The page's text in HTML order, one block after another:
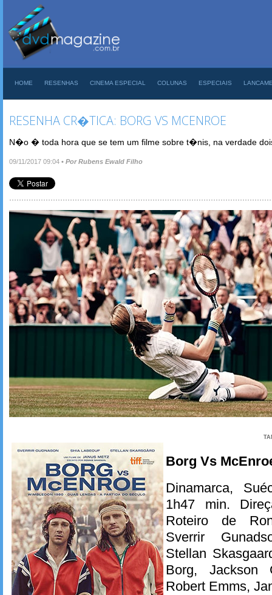
HOME RESENHAS CINEMA ESPECIAL COLUNAS ESPECIAIS
RESENHA CR�TICA: BORG VS MCENROE
N�o � toda hora que se tem um filme sobre t�nis, na verdade
09/11/2017 09:04 • Por Rubens Ewald Filho
Borg Vs
Dinamarca,
1h47 min.
Roteiro de
Sverrir
Stellan
Borg, Jackson
Robert Emms,